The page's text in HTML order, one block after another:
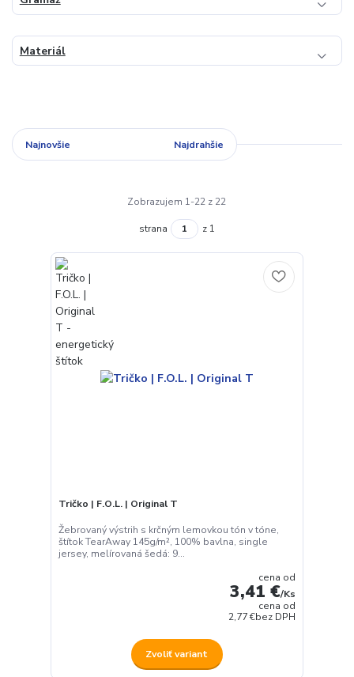
Materiál
Najnovšie Najdrahšie
Zobrazujem 1-22 z 22
strana z 1
Tričko | F.O.L. | Original T
Žebrovaný výstrih s krčným lemovkou tón v tóne,
štítok TearAway 145g/m², 100% bavlna, single
jersey, melírovaná šedá: 9...
cena od
3,41 €/Ks
cena od
2,77 €bez DPH
Zvoliť variant